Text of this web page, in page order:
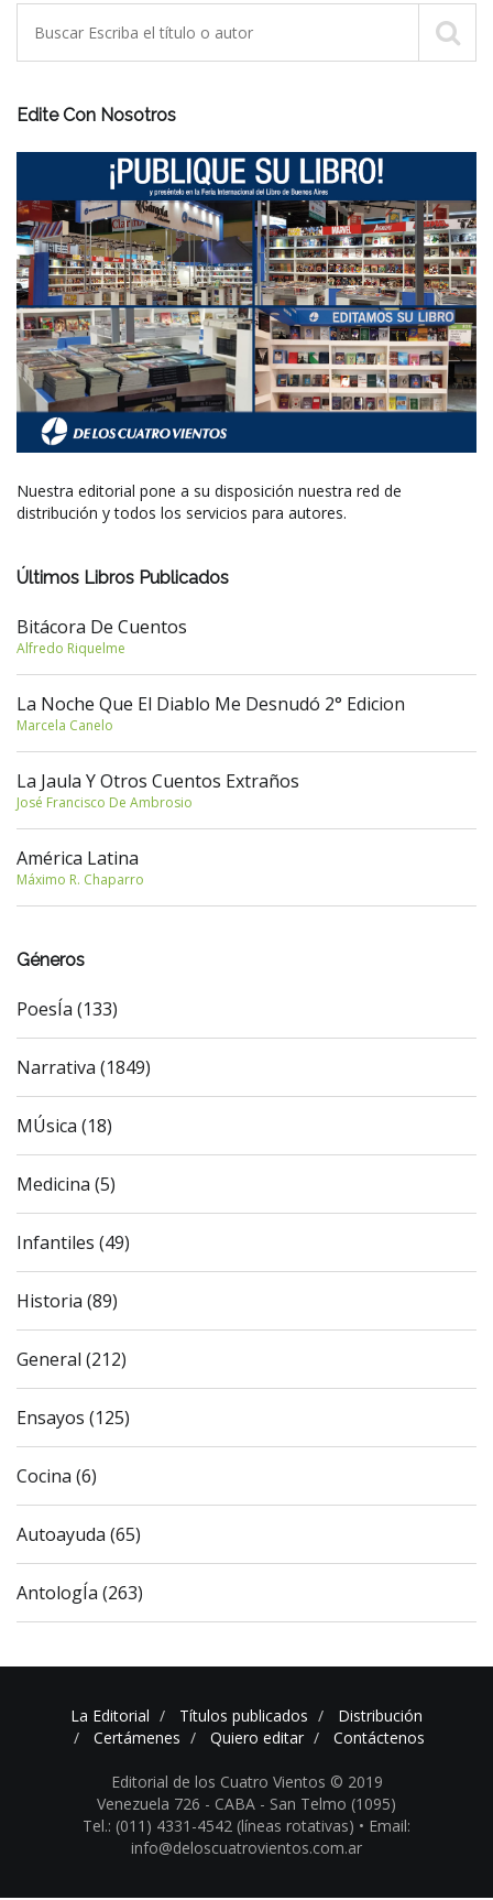
Edite Con Nosotros
Nuestra editorial pone a su disposición nuestra red de
distribución y todos los servicios para autores.
Últimos Libros Publicados
Bitácora De Cuentos
Alfredo Riquelme
La Noche Que El Diablo Me Desnudó 2° Edicion
Marcela Canelo
La Jaula Y Otros Cuentos Extraños
José Francisco De Ambrosio
América Latina
Máximo R. Chaparro
Géneros
PoesÍa (133)
Narrativa (1849)
MÚsica (18)
Medicina (5)
Infantiles (49)
Historia (89)
General (212)
Ensayos (125)
Cocina (6)
Autoayuda (65)
AntologÍa (263)
La Editorial Títulos publicados
Distribución
Certámenes
Quiero editar Contáctenos
Editorial de los Cuatro Vientos © 2019
Venezuela 726 - CABA - San Telmo (1095)
Tel.: (011) 4331-4542 (líneas rotativas) • Email:
info@deloscuatrovientos.com.ar